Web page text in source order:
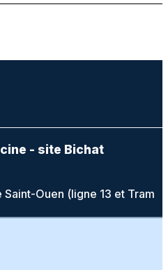
- site Bichat
Ouen (ligne 13 et Tram